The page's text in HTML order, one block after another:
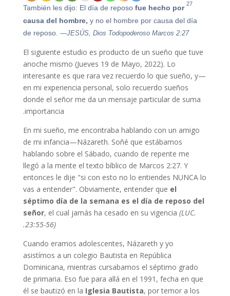
27
También les dijo: El día de reposo fue hecho por
causa del hombre, y no el hombre por causa del día
de reposo. —JESÚS, Dios Todopoderoso Marcos 2:27
El siguiente estudio es producto de un sueño que tuve
anoche mismo (Jueves 19 de Mayo, 2022). Lo
interesante es que rara vez recuerdo lo que sueño, y—
en mi experiencia personal, solo recuerdo sueños
donde el señor me da un mensaje particular de suma
importancia.
En mi sueño, me encontraba hablando con un amigo
de mi infancia—Názareth. Soñé que estábamos
hablando sobre el Sábado, cuando de repente me
llegó a la mente el texto bíblico de Marcos 2:27. Y
entonces le dije "si con esto no lo entiendes NUNCA lo
vas a entender". Obviamente, entender que el
séptimo día de la semana es el día de reposo del
señor, el cual jamás ha cesado en su vigencia (LUC.
23:55-56).
Cuando eramos adolescentes, Názareth y yo
asistímos a un colegio Bautista en República
Dominicana, mientras cursabamos el séptimo grado
de primaria. Eso fue para allá en el 1991, fecha en que
él se bautizó en la Iglesia Bautista, por temor a los